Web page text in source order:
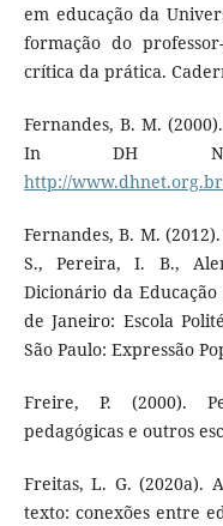
em educação da
formação do
crítica da prática.
Fernandes, B. M.
In DH Net.
http://
Fernandes, B. M.
S., Pereira, I. B.,
Dicionário da
de Janeiro: Escola
São Paulo: Expressão
Freire, P. (2000).
pedagógicas e outros
Freitas, L. G. (2020a).
texto: conexões entre